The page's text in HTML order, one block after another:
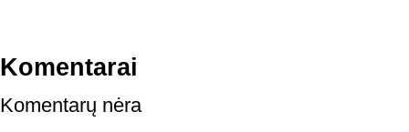
Komentarai
Komentarų nėra